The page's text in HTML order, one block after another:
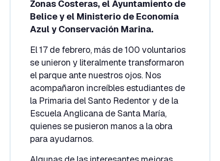
Zonas Costeras, el Ayuntamiento de
Belice y el Ministerio de Economía
Azul y Conservación Marina.
El 17 de febrero, más de 100 voluntarios
se unieron y literalmente transformaron
el parque ante nuestros ojos. Nos
acompañaron increíbles estudiantes de
la Primaria del Santo Redentor y de la
Escuela Anglicana de Santa María,
quienes se pusieron manos a la obra
para ayudarnos.